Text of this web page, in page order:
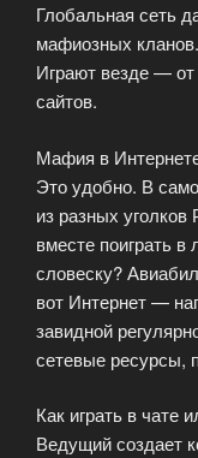
Глобальная сеть
мафиозных
Играют везде —
сайтов.
Мафия в
Это удобно. В
из разных
вместе поиграть
словеску?
вот Интернет —
завидной
сетевые
Как играть в чате
Ведущий создает